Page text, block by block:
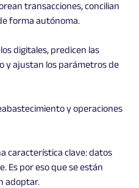
transacciones, concilian
forma autónoma.
digitales, predicen las
y ajustan los parámetros de
y operaciones
característica clave: datos
Es por eso que se están
adoptar.